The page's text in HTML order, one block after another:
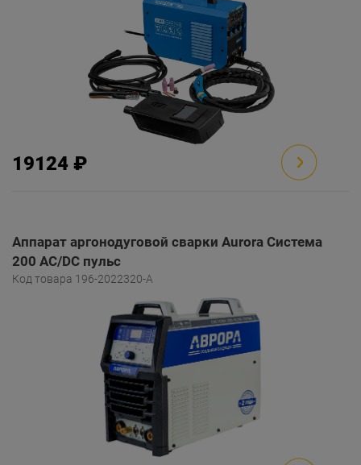
19124 ₽
Аппарат аргонодуговой сварки Aurora Система
200 AC/DC пульс
Код товара 196-2022320-A